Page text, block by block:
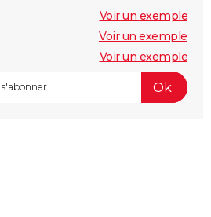
Voir un exemple
Voir un exemple
Voir un exemple